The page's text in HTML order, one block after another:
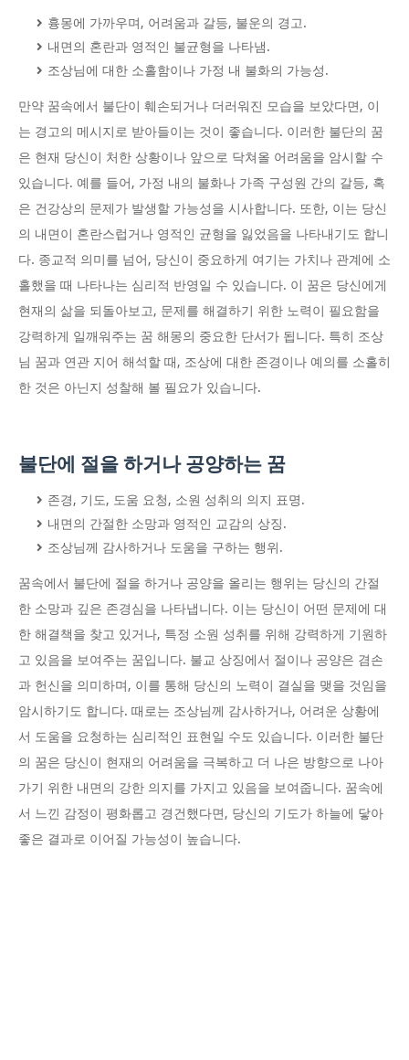
흉몽에 가까우며, 어려움과 갈등, 불운의 경고.
내면의 혼란과 영적인 불균형을 나타냄.
조상님에 대한 소홀함이나 가정 내 불화의 가능성.
만약 꿈속에서 불단이 훼손되거나 더러워진 모습을 보았다면, 이
는 경고의 메시지로 받아들이는 것이 좋습니다. 이러한 불단의 꿈
은 현재 당신이 처한 상황이나 앞으로 닥쳐올 어려움을 암시할 수
있습니다. 예를 들어, 가정 내의 불화나 가족 구성원 간의 갈등, 혹
은 건강상의 문제가 발생할 가능성을 시사합니다. 또한, 이는 당신
의 내면이 혼란스럽거나 영적인 균형을 잃었음을 나타내기도 합니
다. 종교적 의미를 넘어, 당신이 중요하게 여기는 가치나 관계에 소
홀했을 때 나타나는 심리적 반영일 수 있습니다. 이 꿈은 당신에게
현재의 삶을 되돌아보고, 문제를 해결하기 위한 노력이 필요함을
강력하게 일깨워주는 꿈 해몽의 중요한 단서가 됩니다. 특히 조상
님 꿈과 연관 지어 해석할 때, 조상에 대한 존경이나 예의를 소홀히
한 것은 아닌지 성찰해 볼 필요가 있습니다.
불단에 절을 하거나 공양하는 꿈
존경, 기도, 도움 요청, 소원 성취의 의지 표명.
내면의 간절한 소망과 영적인 교감의 상징.
조상님께 감사하거나 도움을 구하는 행위.
꿈속에서 불단에 절을 하거나 공양을 올리는 행위는 당신의 간절
한 소망과 깊은 존경심을 나타냅니다. 이는 당신이 어떤 문제에 대
한 해결책을 찾고 있거나, 특정 소원 성취를 위해 강력하게 기원하
고 있음을 보여주는 꿈입니다. 불교 상징에서 절이나 공양은 겸손
과 헌신을 의미하며, 이를 통해 당신의 노력이 결실을 맺을 것임을
암시하기도 합니다. 때로는 조상님께 감사하거나, 어려운 상황에
서 도움을 요청하는 심리적인 표현일 수도 있습니다. 이러한 불단
의 꿈은 당신이 현재의 어려움을 극복하고 더 나은 방향으로 나아
가기 위한 내면의 강한 의지를 가지고 있음을 보여줍니다. 꿈속에
서 느낀 감정이 평화롭고 경건했다면, 당신의 기도가 하늘에 닿아
좋은 결과로 이어질 가능성이 높습니다.